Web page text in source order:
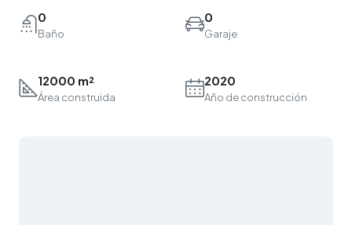
0
Baño
0
Garaje
12000 m²
Área construida
2020
Año de construcción